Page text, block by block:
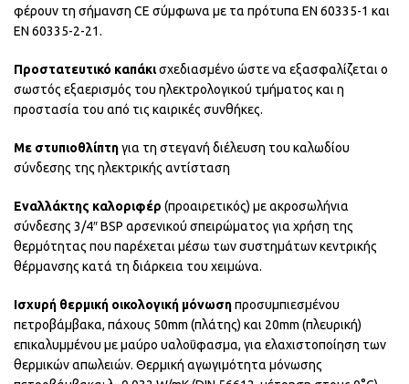
φέρουν τη σήμανση CE σύμφωνα με τα πρότυπα ΕΝ 60335-1 και
ΕΝ 60335-2-21.
Προστατευτικό καπάκισχεδιασμένο ώστε να εξασφαλίζεται ο
σωστός εξαερισμός του ηλεκτρολογικού τμήματος και η
προστασία του από τις καιρικές συνθήκες.
Με στυπιοθλίπτηγια τη στεγανή διέλευση του καλωδίου
σύνδεσης της ηλεκτρικής αντίσταση
Εναλλάκτης καλοριφέρ (προαιρετικός) με ακροσωλήνια
σύνδεσης 3/4″ BSP αρσενικού σπειρώματος για χρήση της
θερμότητας που παρέχεται μέσω των συστημάτων κεντρικής
θέρμανσης κατά τη διάρκεια του χειμώνα.
Ισχυρή θερμική οικολογική μόνωσηπροσυμπιεσμένου
πετροβάμβακα, πάχους 50mm (πλάτης) και 20mm (πλευρική)
επικαλυμμένου με μαύρο υαλοΰφασμα, για ελαχιστοποίηση των
θερμικών απωλειών. Θερμική αγωγιμότητα μόνωσης